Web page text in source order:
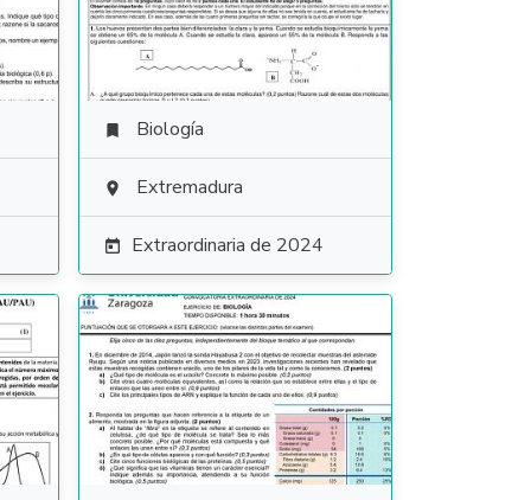
 Biología
 Extremadura
 Extraordinaria de 2024